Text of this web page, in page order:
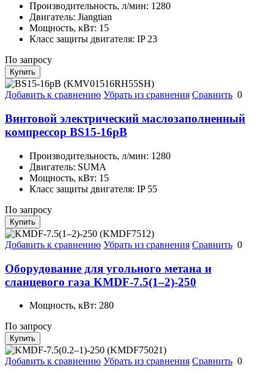
Производительность, л/мин: 1280
Двигатель: Jiangtian
Мощность, кВт: 15
Класс защиты двигателя: IP 23
По запросу
Купить
Добавить к сравнению Убрать из сравнения Сравнить 0
Винтовой электрический маслозаполненный
компрессор BS15-16рВ
Производительность, л/мин: 1280
Двигатель: SUMA
Мощность, кВт: 15
Класс защиты двигателя: IP 55
По запросу
Купить
Добавить к сравнению Убрать из сравнения Сравнить 0
Оборудование для угольного метана и
сланцевого газа KMDF-7.5(1–2)-250
Мощность, кВт: 280
По запросу
Купить
Добавить к сравнению Убрать из сравнения Сравнить 0